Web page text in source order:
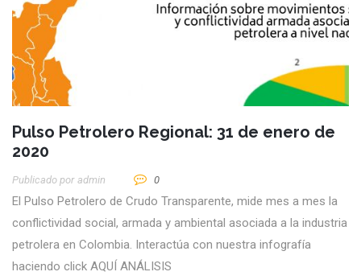
Pulso Petrolero Regional: 31 de enero de
2020
Publicado por Admin 0
El Pulso Petrolero de Crudo Transparente, mide mes a mes la
conflictividad social, armada y ambiental asociada a la industria
petrolera en Colombia. Interactúa con nuestra infografía
haciendo click AQUÍ ANÁLISIS